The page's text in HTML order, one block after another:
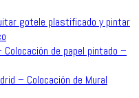
gotele plastificado y pintar
de papel pintado –
– Colocación de Mural